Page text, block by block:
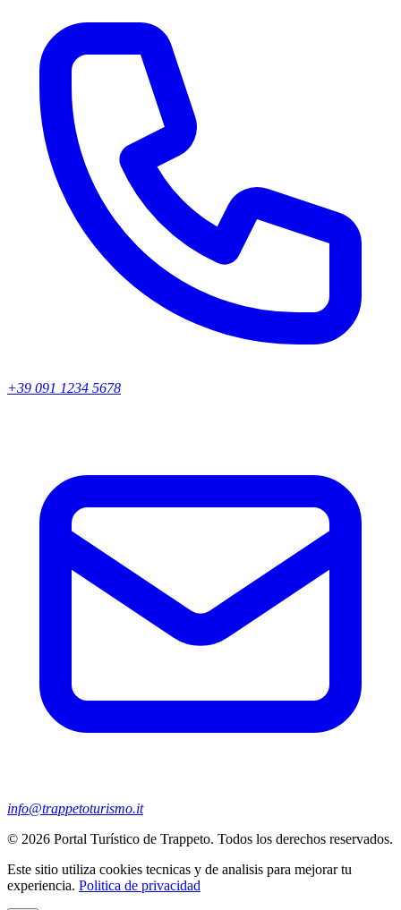
+39 091 1234 5678
info@trappetoturismo.it
© 2026 Portal Turístico de Trappeto. Todos los derechos reservados.
Este sitio utiliza cookies tecnicas y de analisis para mejorar tu
experiencia. Politica de privacidad